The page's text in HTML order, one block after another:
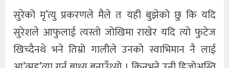
सुरेको मृ’त्यु प्रकरणले मैले त यही बुझेको छु कि यदि
सुरेशले आफुलाई त्यस्तो जोखिमा राखेर यदि त्यो फुटेज
खिच्दैनथे भने तिम्रो गालीले उनको स्वाभिमान नै लाई